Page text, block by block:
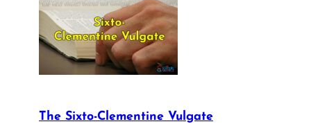
The Sixto-Clementine Vulgate